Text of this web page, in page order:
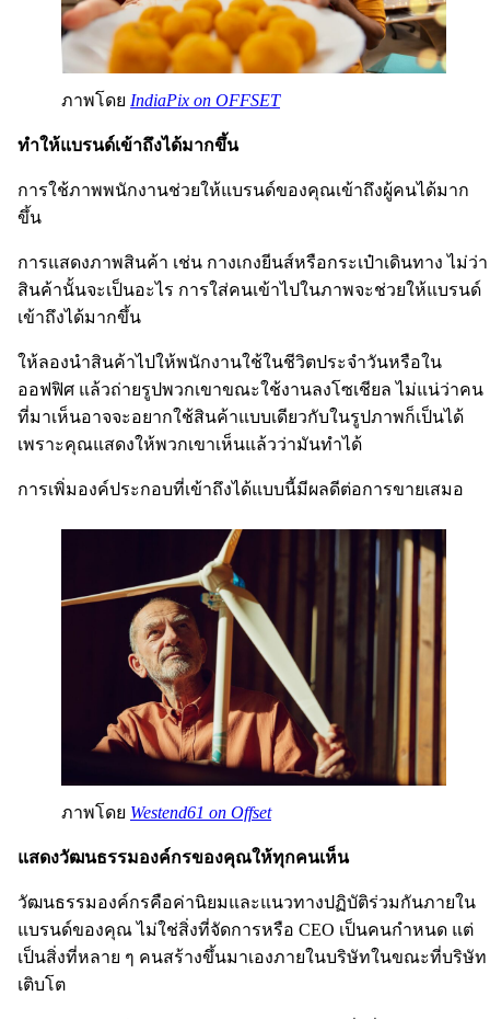
ภาพโดย IndiaPix on OFFSET
ทำให้แบรนด์เข้าถึงได้มากขึ้น
การใช้ภาพพนักงานช่วยให้แบรนด์ของคุณเข้าถึงผู้คนได้มาก
ขึ้น
การแสดงภาพสินค้า เช่น กางเกงยีนส์หรือกระเป๋าเดินทาง ไม่ว่า
สินค้านั้นจะเป็นอะไร การใส่คนเข้าไปในภาพจะช่วยให้แบรนด์
เข้าถึงได้มากขึ้น
ให้ลองนำสินค้าไปให้พนักงานใช้ในชีวิตประจำวันหรือใน
ออฟฟิศ แล้วถ่ายรูปพวกเขาขณะใช้งานลงโซเชียล ไม่แน่ว่าคน
ที่มาเห็นอาจจะอยากใช้สินค้าแบบเดียวกับในรูปภาพก็เป็นได้
เพราะคุณแสดงให้พวกเขาเห็นแล้วว่ามันทำได้
การเพิ่มองค์ประกอบที่เข้าถึงได้แบบนี้มีผลดีต่อการขายเสมอ
ภาพโดย Westend61 on Offset
แสดงวัฒนธรรมองค์กรของคุณให้ทุกคนเห็น
วัฒนธรรมองค์กรคือค่านิยมและแนวทางปฏิบัติร่วมกันภายใน
แบรนด์ของคุณ ไม่ใช่สิ่งที่จัดการหรือ CEO เป็นคนกำหนด แต่
เป็นสิ่งที่หลาย ๆ คนสร้างขึ้นมาเองภายในบริษัทในขณะที่บริษัท
เติบโต